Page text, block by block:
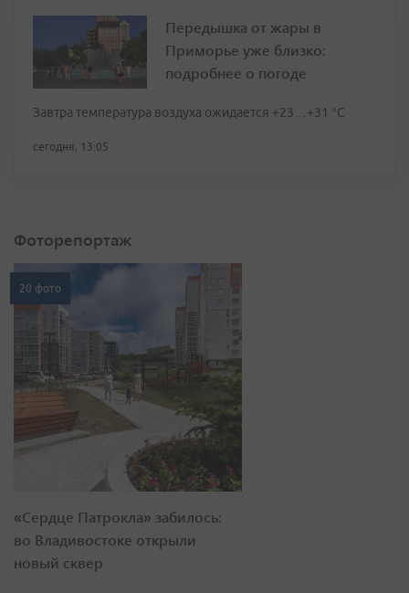
Передышка от жары в
Приморье уже близко:
подробнее о погоде
Завтра температура воздуха ожидается +23…+31 °C
сегодня, 13:05
Фоторепортаж
20 фото
«Сердце Патрокла» забилось:
во Владивостоке открыли
новый сквер